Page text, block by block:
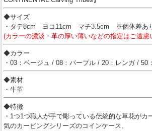
◆サイズ
・タテ8cm ヨコ11cm マチ3.5cm ※個体差あ
(カラーの濃淡・革の厚い薄いなどの指定はご遠
◆カラー
・03：ベージュ / 08：パープル / 20：レンガ / 50
◆素材
・牛革
◆特徴
・1つ1つ職人が手で彫っている伝統的な草花がカ
気のカービングシリーズのコインケース。